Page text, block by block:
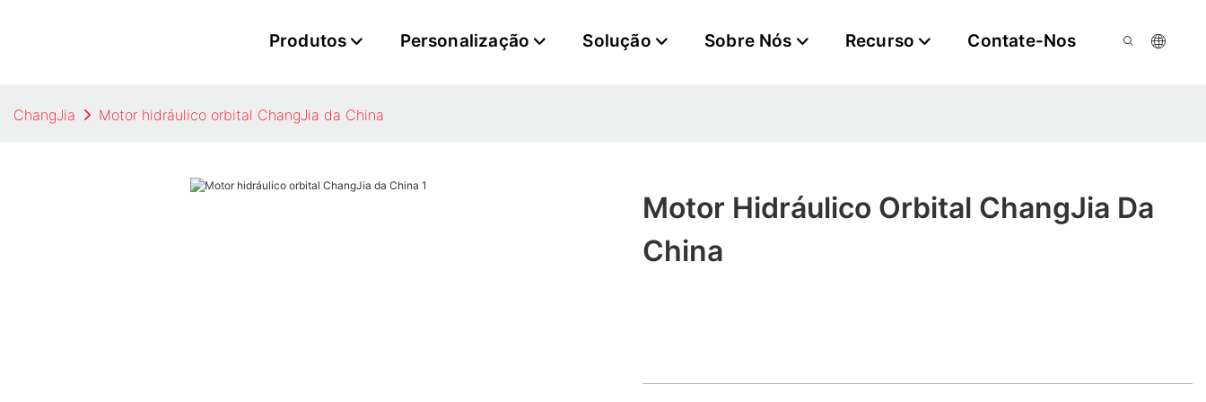
Produtos Personalização Solução Sobre Nós Recurso Contate-Nos
ChangJia Motor hidráulico orbital ChangJia da China
Motor Hidráulico Orbital ChangJia Da
China